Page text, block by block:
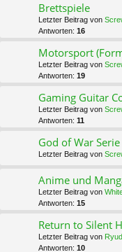
Brettspiele
Letzter Beitrag von
Antworten: 16
Motorsport
Letzter Beitrag von
Antworten: 19
Gaming Guitar
Letzter Beitrag von
Antworten: 11
God of War Serie
Letzter Beitrag von
Anime und
Letzter Beitrag von
Antworten: 15
Return to Silent
Letzter Beitrag von
Antworten: 10